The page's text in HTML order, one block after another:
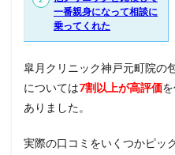
一番親身になって相談に
乗ってくれた
皐月クリニック神戸元町院の
については7割以上が高評価
ありました。
実際の口コミをいくつかピッ